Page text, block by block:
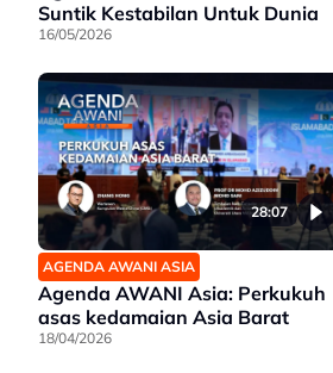
Suntik Kestabilan Untuk Dunia
16/05/2026
28:07
AGENDA AWANI ASIA
Agenda AWANI Asia: Perkukuh
asas kedamaian Asia Barat
18/04/2026